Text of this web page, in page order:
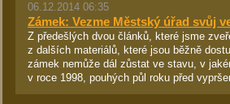
06.12.2014 06:35
Zámek: Vezme Městský úřad svůj
Z předešlých dvou článků, které jsme
z dalších materiálů, které jsou běžně
zámek nemůže dál zůstat ve stavu, v
v roce 1998, pouhých půl roku před